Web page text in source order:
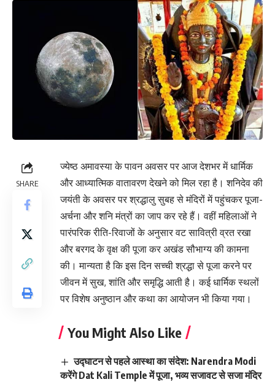
SHARE
ज्येष्ठ अमावस्या के पावन अवसर पर आज देशभर में धार्मिक
और आध्यात्मिक वातावरण देखने को मिल रहा है। शनिदेव की
जयंती के अवसर पर श्रद्धालु सुबह से मंदिरों में पहुंचकर पूजा-
अर्चना और शनि मंत्रों का जाप कर रहे हैं। वहीं महिलाओं ने
पारंपरिक रीति-रिवाजों के अनुसार वट सावित्री व्रत रखा
और बरगद के वृक्ष की पूजा कर अखंड सौभाग्य की कामना
की। मान्यता है कि इस दिन सच्ची श्रद्धा से पूजा करने पर
जीवन में सुख, शांति और समृद्धि आती है। कई धार्मिक स्थलों
पर विशेष अनुष्ठान और कथा का आयोजन भी किया गया।
You Might Also Like
उद्घाटन से पहले आस्था का संदेश: Narendra Modi
करेंगे Dat Kali Temple में पूजा, भव्य सजावट से सजा मंदिर